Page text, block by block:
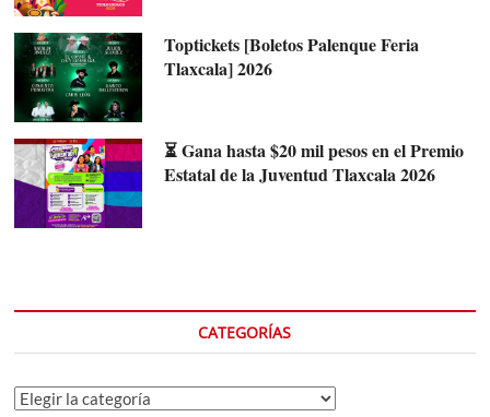
Toptickets [Boletos Palenque Feria
Tlaxcala] 2026
⏳ Gana hasta $20 mil pesos en el Premio
Estatal de la Juventud Tlaxcala 2026
CATEGORÍAS
Categorías